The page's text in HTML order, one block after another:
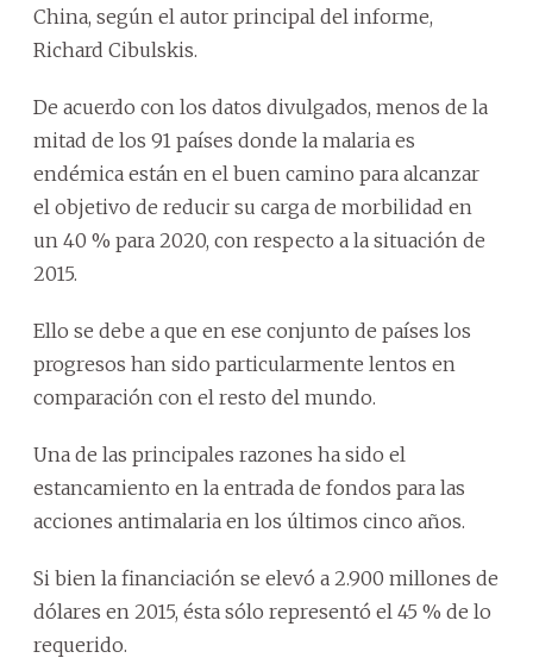
China, según el autor principal del informe,
Richard Cibulskis.
De acuerdo con los datos divulgados, menos de la
mitad de los 91 países donde la malaria es
endémica están en el buen camino para alcanzar
el objetivo de reducir su carga de morbilidad en
un 40 % para 2020, con respecto a la situación de
2015.
Ello se debe a que en ese conjunto de países los
progresos han sido particularmente lentos en
comparación con el resto del mundo.
Una de las principales razones ha sido el
estancamiento en la entrada de fondos para las
acciones antimalaria en los últimos cinco años.
Si bien la financiación se elevó a 2.900 millones de
dólares en 2015, ésta sólo representó el 45 % de lo
requerido.